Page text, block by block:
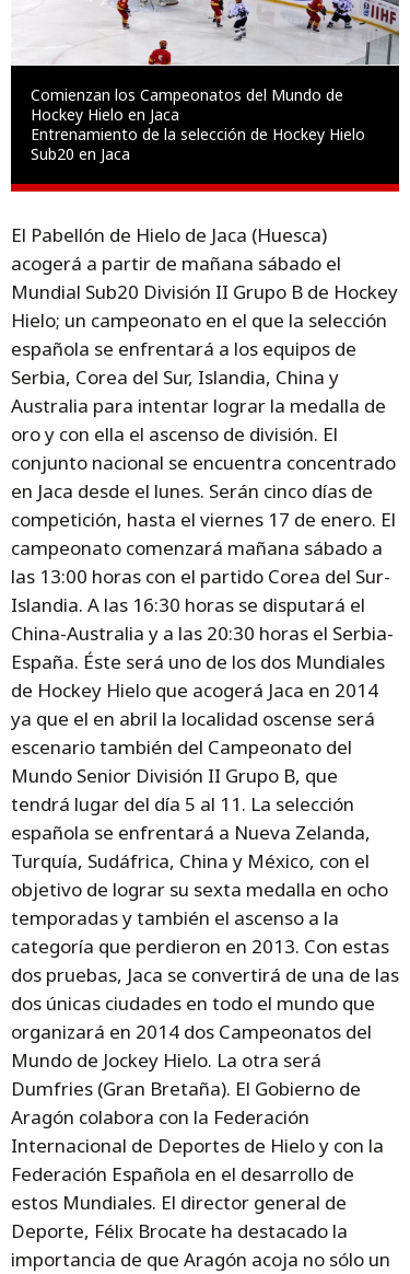
Comienzan los Campeonatos del Mundo de
Hockey Hielo en Jaca
Entrenamiento de la selección de Hockey Hielo
Sub20 en Jaca
El Pabellón de Hielo de Jaca (Huesca)
acogerá a partir de mañana sábado el
Mundial Sub20 División II Grupo B de Hockey
Hielo; un campeonato en el que la selección
española se enfrentará a los equipos de
Serbia, Corea del Sur, Islandia, China y
Australia para intentar lograr la medalla de
oro y con ella el ascenso de división. El
conjunto nacional se encuentra concentrado
en Jaca desde el lunes. Serán cinco días de
competición, hasta el viernes 17 de enero. El
campeonato comenzará mañana sábado a
las 13:00 horas con el partido Corea del Sur-
Islandia. A las 16:30 horas se disputará el
China-Australia y a las 20:30 horas el Serbia-
España. Éste será uno de los dos Mundiales
de Hockey Hielo que acogerá Jaca en 2014
ya que el en abril la localidad oscense será
escenario también del Campeonato del
Mundo Senior División II Grupo B, que
tendrá lugar del día 5 al 11. La selección
española se enfrentará a Nueva Zelanda,
Turquía, Sudáfrica, China y México, con el
objetivo de lograr su sexta medalla en ocho
temporadas y también el ascenso a la
categoría que perdieron en 2013. Con estas
dos pruebas, Jaca se convertirá de una de las
dos únicas ciudades en todo el mundo que
organizará en 2014 dos Campeonatos del
Mundo de Jockey Hielo. La otra será
Dumfries (Gran Bretaña). El Gobierno de
Aragón colabora con la Federación
Internacional de Deportes de Hielo y con la
Federación Española en el desarrollo de
estos Mundiales. El director general de
Deporte, Félix Brocate ha destacado la
importancia de que Aragón acoja no sólo un